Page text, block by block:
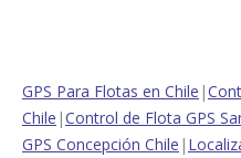
GPS Para Flotas en Chile |
Chile |Control de Flota GPS
GPS Concepción Chile |